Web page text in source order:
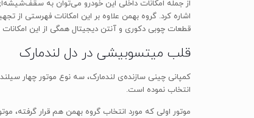
قطعات چوبی دکوری و آنتن دیجیتال همگی از این
قلب میتسوبیشی در دل لندمارک
کمپانی چینی سازنده‌ی لندمارک، سه نوع موتور چهار
انتخاب نموده است.